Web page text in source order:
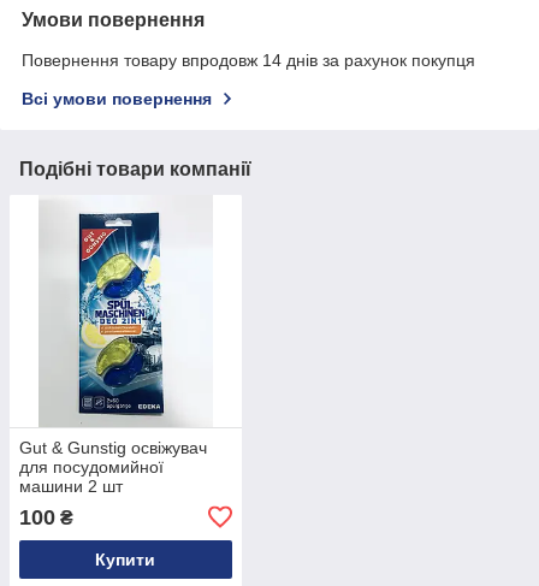
Умови повернення
Повернення товару впродовж 14 днів за рахунок покупця
Всі умови повернення
Подібні товари компанії
Gut & Gunstig освіжувач
для посудомийної
машини 2 шт
100 ₴
Купити